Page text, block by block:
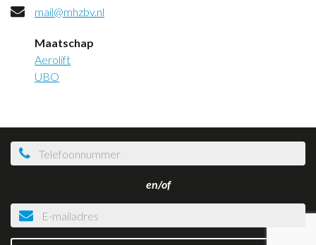
mail@mhzbv.nl
Maatschap
Aerolift
UBO
en/of